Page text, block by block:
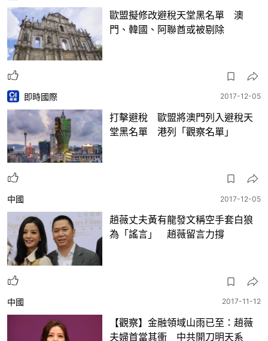
歐盟擬修改避稅天堂黑名單 澳
門、韓國、阿聯酋或被剔除
即時國際 2017-12-05
打擊避稅 歐盟將澳門列入避稅天
堂黑名單 港列「觀察名單」
中國 2017-12-05
趙薇丈夫黃有龍發文稱空手套白狼
為「謠言」 趙薇留言力撐
中國 2017-11-12
【觀察】金融領域山雨已至：趙薇
夫婦首當其衝 中共開刀明天系